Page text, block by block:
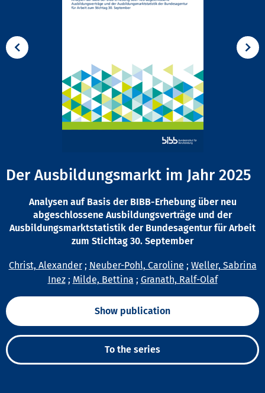
Der Ausbildungsmarkt im Jahr 2025
Analysen auf Basis der BIBB-Erhebung über neu
abgeschlossene Ausbildungsverträge und der
Ausbildungsmarktstatistik der Bundesagentur für Arbeit
zum Stichtag 30. September
Christ, Alexander; Neuber-Pohl, Caroline ; Weller, Sabrina
Inez; Milde, Bettina ; Granath, Ralf-Olaf
Show publication
To the series